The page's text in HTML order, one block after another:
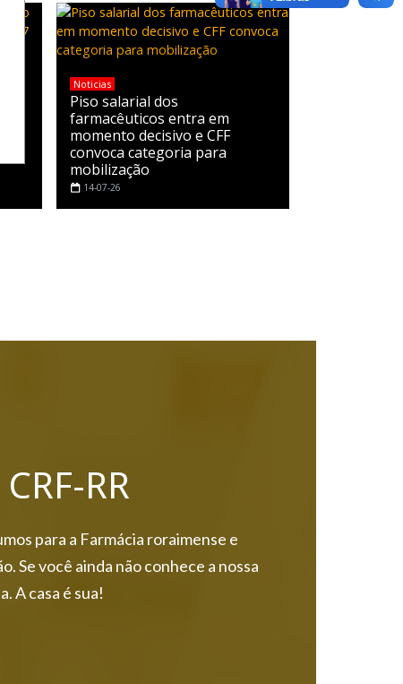
Noticias
Piso salarial dos
farmacêuticos entra em
momento decisivo e CFF
convoca categoria para
mobilização
14-07-26
RR
para a Farmácia roraimense e
Se você ainda não conhece a nossa
A casa é sua!